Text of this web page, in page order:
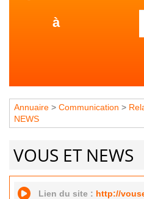
à
Annuaire > Communication >
NEWS
VOUS ET NEWS
Lien du site : http://